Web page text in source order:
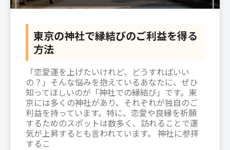
東京の神社で縁結びのご利益を得る
方法
「恋愛運を上げたいけれど、どうすればいい
の？」そんな悩みを抱えているあなたに、ぜひ
知ってほしいのが「神社での縁結び」です。東
京には多くの神社があり、それぞれが独自のご
利益を持っています。特に、恋愛や良縁を祈願
するためのスポットは数多く、訪れることで運
気が上昇するとも言われています。 神社に参拝
するこ